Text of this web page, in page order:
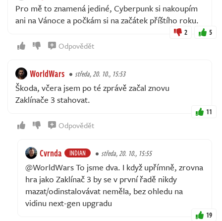
Pro mě to znamená jediné, Cyberpunk si nakoupím
ani na Vánoce a počkám si na začátek příštího roku.
2 5
Odpovědět
WorldWars středa, 20. 10., 15:53
Škoda, včera jsem po té zprávě začal znovu
Zaklínače 3 stahovat.
11
Odpovědět
Cvrnda INDIAN středa, 20. 10., 15:55
@WorldWars To jsme dva. I když upřímně, zrovna
hra jako Zaklínač 3 by se v první řadě nikdy
mazat/odinstalovávat neměla, bez ohledu na
vidinu next-gen upgradu
19